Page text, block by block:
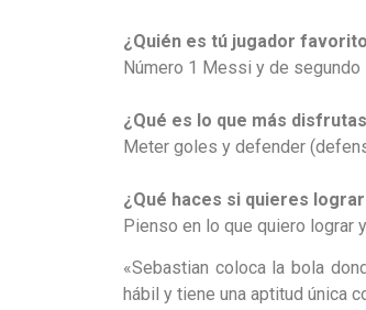
¿Quién es tú jugador
Número 1 Messi y de segundo
¿Qué es lo que más
Meter goles y defender
¿Qué haces si quieres
Pienso en lo que quiero lograr
«Sebastian coloca la bola
hábil y tiene una aptitud única